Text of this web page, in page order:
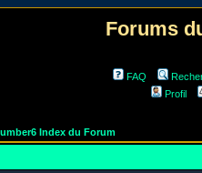
Forums
FAQ
Profil
Index du Forum